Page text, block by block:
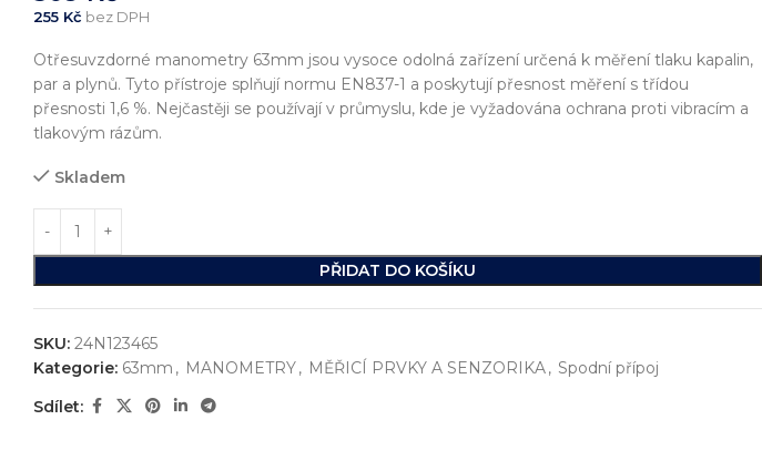
255 Kč bez DPH
Otřesuvzdorné manometry 63mm jsou vysoce odolná zařízení určená k měření tlaku kapalin,
par a plynů. Tyto přístroje splňují normu EN837-1 a poskytují přesnost měření s třídou
přesnosti 1,6 %. Nejčastěji se používají v průmyslu, kde je vyžadována ochrana proti vibracím a
tlakovým rázům.
Skladem
PŘIDAT DO KOŠÍKU
SKU: 24N123465
Kategorie: 63mm , MANOMETRY, MĚŘICÍ PRVKY A SENZORIKA, Spodní přípoj
Sdílet: